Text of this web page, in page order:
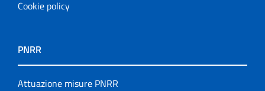
Cookie policy
PNRR
Attuazione misure PNRR